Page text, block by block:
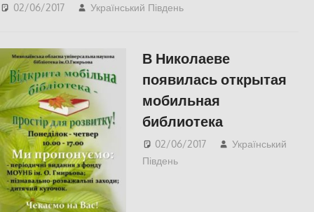
02/06/2017 Український Південь
В Николаеве
появилась открытая
мобильная
библиотека
02/06/2017
Український
Південь